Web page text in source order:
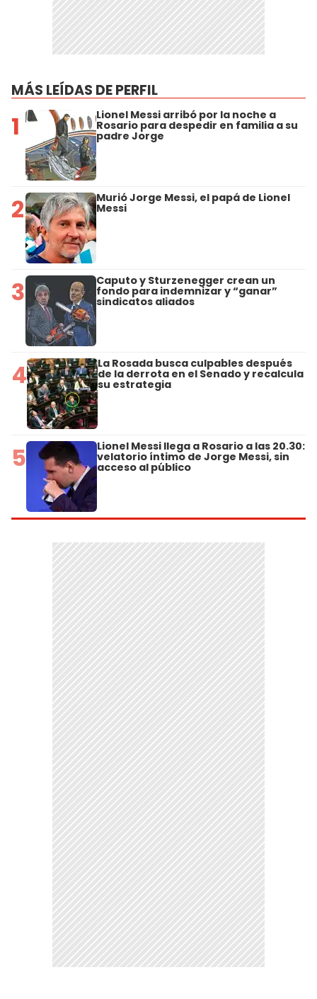
MÁS LEÍDAS DE PERFIL
1 Lionel Messi arribó por la noche a
Rosario para despedir en familia a su
padre Jorge
2 Murió Jorge Messi, el papá de Lionel
Messi
3 Caputo y Sturzenegger crean un
fondo para indemnizar y “ganar”
sindicatos aliados
4 La Rosada busca culpables después
de la derrota en el Senado y recalcula
su estrategia
5 Lionel Messi llega a Rosario a las 20.30:
velatorio íntimo de Jorge Messi, sin
acceso al público